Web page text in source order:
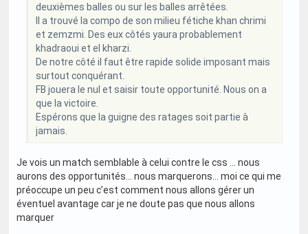
deuxièmes balles ou sur les balles arrêtées.
Il a trouvé la compo de son milieu fétiche khan chrimi
et zemzmi. Des eux côtés yaura probablement
khadraoui et el kharzi.
De notre côté il faut être rapide solide imposant mais
surtout conquérant.
FB jouera le nul et saisir toute opportunité. Nous on a
que la victoire.
Espérons que la guigne des ratages soit partie à
jamais.
Je vois un match semblable à celui contre le css … nous
aurons des opportunités… nous marquerons… moi ce qui me
préoccupe un peu c’est comment nous allons gérer un
éventuel avantage car je ne doute pas que nous allons
marquer